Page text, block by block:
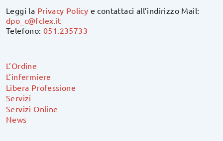
Leggi la Privacy Policy e contattaci all’indirizzo Mail:
dpo_c@fclex.it
Telefono:051.235733
L’Ordine
L’infermiere
Libera Professione
Servizi
Servizi Online
News